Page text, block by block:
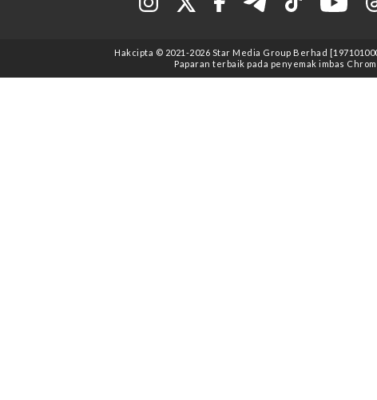
Hakcipta © 2021 -2026 Star Media Group Berhad
Paparan terbaik pada penyemak imbas